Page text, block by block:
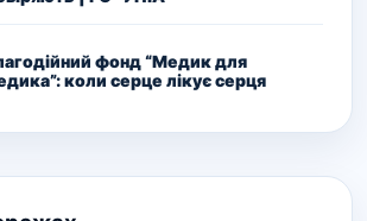
фонд “Медик для
коли серце лікує серця